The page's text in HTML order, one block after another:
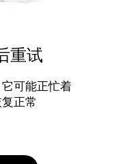
重试
可能正忙着
正常